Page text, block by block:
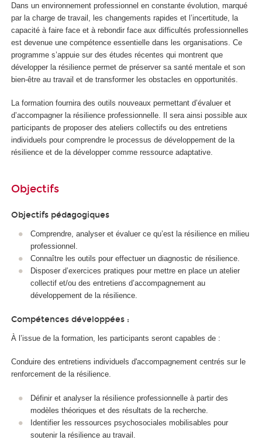
Dans un environnement professionnel en constante évolution, marqué
par la charge de travail, les changements rapides et l’incertitude, la
capacité à faire face et à rebondir face aux difficultés professionnelles
est devenue une compétence essentielle dans les organisations. Ce
programme s’appuie sur des études récentes qui montrent que
développer la résilience permet de préserver sa santé mentale et son
bien-être au travail et de transformer les obstacles en opportunités.
La formation fournira des outils nouveaux permettant d’évaluer et
d’accompagner la résilience professionnelle. Il sera ainsi possible aux
participants de proposer des ateliers collectifs ou des entretiens
individuels pour comprendre le processus de développement de la
résilience et de la développer comme ressource adaptative.
Objectifs
Objectifs pédagogiques
Comprendre, analyser et évaluer ce qu’est la résilience en milieu
professionnel.
Connaître les outils pour effectuer un diagnostic de résilience.
Disposer d’exercices pratiques pour mettre en place un atelier
collectif et/ou des entretiens d’accompagnement au
développement de la résilience.
Compétences développées :
À l’issue de la formation, les participants seront capables de :
Conduire des entretiens individuels d'accompagnement centrés sur le
renforcement de la résilience.
Définir et analyser la résilience professionnelle à partir des
modèles théoriques et des résultats de la recherche.
Identifier les ressources psychosociales mobilisables pour
soutenir la résilience au travail.